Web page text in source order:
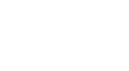
Пожалуйста